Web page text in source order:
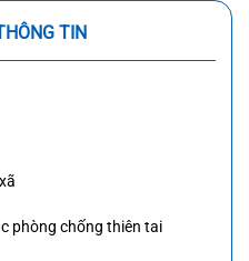
TIN
phòng chống thiên tai